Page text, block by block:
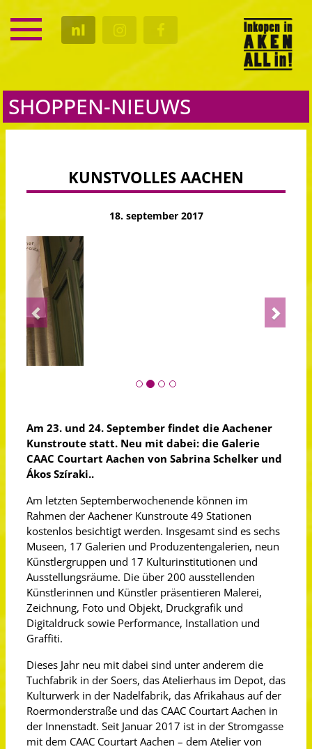
nl
SERVICE
KALENDER
SHOPPEN-NIEUWS
KUNSTVOLLES AACHEN
18. september 2017
Previous Next
Am 23. und 24. September findet die Aachener
Kunstroute statt. Neu mit dabei: die Galerie
CAAC Courtart Aachen von Sabrina Schelker und
Ákos Szíraki..
Am letzten Septemberwochenende können im
Rahmen der Aachener Kunstroute 49 Stationen
kostenlos besichtigt werden. Insgesamt sind es sechs
Museen, 17 Galerien und Produzentengalerien, neun
Künstlergruppen und 17 Kulturinstitutionen und
Ausstellungsräume. Die über 200 ausstellenden
Künstlerinnen und Künstler präsentieren Malerei,
Zeichnung, Foto und Objekt, Druckgrafik und
Digitaldruck sowie Performance, Installation und
Graffiti.
Dieses Jahr neu mit dabei sind unter anderem die
Tuchfabrik in der Soers, das Atelierhaus im Depot, das
Kulturwerk in der Nadelfabrik, das Afrikahaus auf der
Roermonderstraße und das CAAC Courtart Aachen in
der Innenstadt. Seit Januar 2017 ist in der Stromgasse
mit dem CAAC Courtart Aachen – dem Atelier von